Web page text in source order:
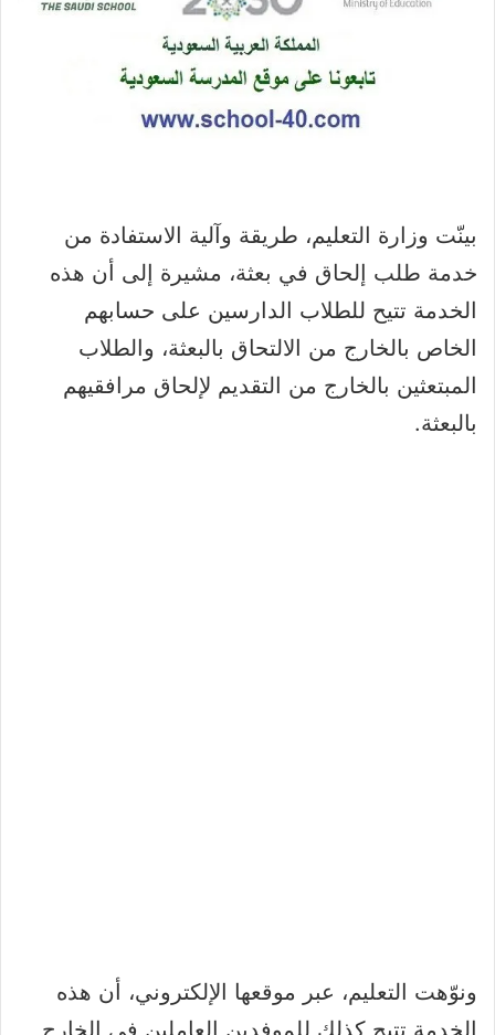
بينّت وزارة التعليم، طريقة وآلية الاستفادة من
خدمة طلب إلحاق في بعثة، مشيرة إلى أن هذه
الخدمة تتيح للطلاب الدارسين على حسابهم
الخاص بالخارج من الالتحاق بالبعثة، والطلاب
المبتعثين بالخارج من التقديم لإلحاق مرافقيهم
بالبعثة.
ونوّهت التعليم، عبر موقعها الإلكتروني، أن هذه